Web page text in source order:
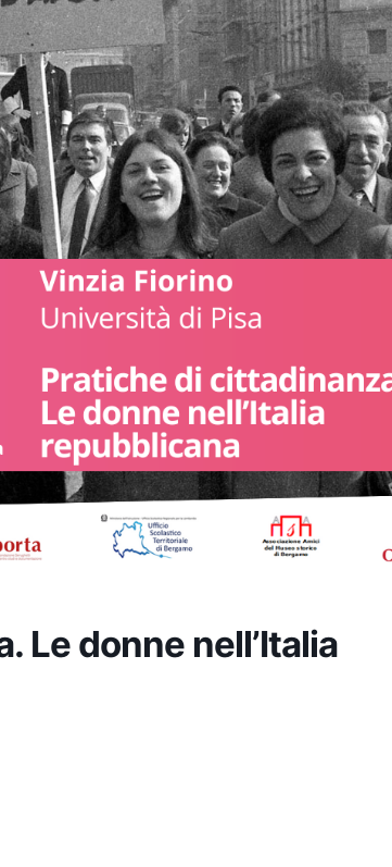
Le donne nell’Italia